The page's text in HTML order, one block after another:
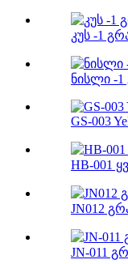
კუს -1
ნისლი -
GS-003
HB-001
JN012
JN-011